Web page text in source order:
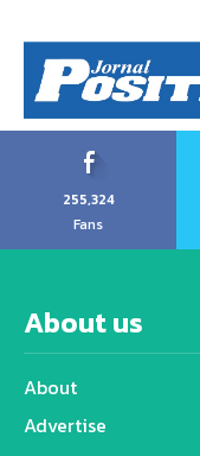
255,324
Fans
About us
About
Advertise